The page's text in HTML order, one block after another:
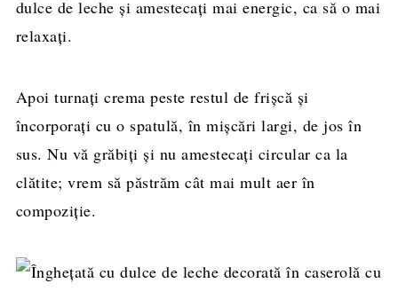
dulce de leche și amestecați mai energic, ca să o mai
relaxați.
Apoi turnați crema peste restul de frișcă și
încorporați cu o spatulă, în mișcări largi, de jos în
sus. Nu vă grăbiți și nu amestecați circular ca la
clătite; vrem să păstrăm cât mai mult aer în
compoziție.